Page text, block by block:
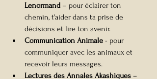
Lenormand – pour éclairer ton
chemin, t'aider dans ta prise de
décisions et lire ton avenir.
Communication Animale - pour
communiquer avec les animaux et
recevoir leurs messages.
Lectures des Annales Akashiques –